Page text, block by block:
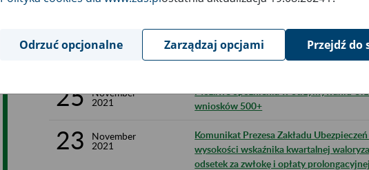
30 Przerwa w działaniu Profilu Zaufanego
27 November
Ograniczenie w dostępie do portalu PUE
25 November
2021
Możliwe opóźnienia w otrzymywaniu
wniosków 500+
23
November
2021
Komunikat Prezesa Zakładu
wysokości wskaźnika kwartalnej
odsetek za zwłokę i opłaty
Odrzuć opcjonalne Zarządzaj opcjami Przejdź do